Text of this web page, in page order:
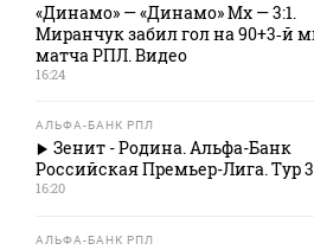
«Динамо» — «Динамо» Мх — 3:1.
Миранчук забил гол на 90+3‑й
матча РПЛ. Видео
16:24
АЛЬФА-БАНК РПЛ
Зенит - Родина. Альфа-Банк
Российская Премьер-Лига. Тур 3
16:20
АЛЬФА-БАНК РПЛ